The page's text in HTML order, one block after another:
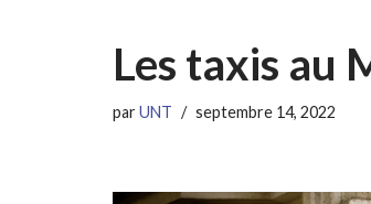
Les taxis au
parUNT septembre 14, 2022